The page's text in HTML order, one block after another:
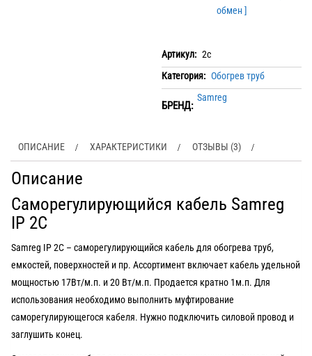
обмен ]
Артикул: 2c
Категория: Обогрев труб
БРЕНД:
Samreg
ОПИСАНИЕ ХАРАКТЕРИСТИКИ ОТЗЫВЫ (3)
Описание
Саморегулирующийся кабель Samreg
IP 2C
Samreg IP 2C – саморегулирующийся кабель для обогрева труб,
емкостей, поверхностей и пр. Ассортимент включает кабель удельной
мощностью 17Вт/м.п. и 20 Вт/м.п. Продается кратно 1м.п. Для
использования необходимо выполнить муфтирование
саморегулирующегося кабеля. Нужно подключить силовой провод и
заглушить конец.